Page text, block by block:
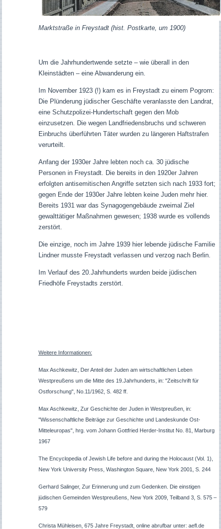
Marktstraße in Freystadt (hist. Postkarte, um 1900)
Um die Jahrhundertwende setzte – wie überall in den
Kleinstädten – eine Abwanderung ein.
Im November 1923 (!) kam es in Freystadt zu einem Pogrom:
Die Plünderung jüdischer Geschäfte veranlasste den Landrat,
eine Schutzpolizei-Hundertschaft gegen den Mob
einzusetzen. Die wegen Landfriedensbruchs und schweren
Einbruchs überführten Täter wurden zu längeren Haftstrafen
verurteilt.
Anfang der 1930er Jahre lebten noch ca. 30 jüdische
Personen in Freystadt. Die bereits in den 1920er Jahren
erfolgten antisemitischen Angriffe setzten sich nach 1933 fort;
gegen Ende der 1930er Jahre lebten keine Juden mehr hier.
Bereits 1931 war das Synagogengebäude zweimal Ziel
gewalttätiger Maßnahmen gewesen; 1938 wurde es vollends
zerstört.
Die einzige, noch im Jahre 1939 hier lebende jüdische Familie
Lindner musste Freystadt verlassen und verzog nach Berlin.
Im Verlauf des 20.Jahrhunderts wurden beide jüdischen
Friedhöfe Freystadts zerstört.
Weitere Informationen:
Max Aschkewitz, Der Anteil der Juden am wirtschaftlichen Leben
Westpreußens um die Mitte des 19.Jahrhunderts, in: "Zeitschrift für
Ostforschung", No.11/1962, S. 482 ff.
Max Aschkewitz, Zur Geschichte der Juden in Westpreußen, in:
"Wissenschaftliche Beiträge zur Geschichte und Landeskunde Ost-
Mitteleuropas", hrg. vom Johann Gottfried Herder-Institut No. 81, Marburg
1967
The Encyclopedia of Jewish Life before and during the Holocaust (Vol. 1),
New York University Press, Washington Square, New York 2001, S. 244
Gerhard Salinger, Zur Erinnerung und zum Gedenken. Die einstigen
jüdischen Gemeinden Westpreußens, New York 2009, Teilband 3, S. 575 –
579
Christa Mühleisen, 675 Jahre Freystadt, online abrufbar unter: aefl.de